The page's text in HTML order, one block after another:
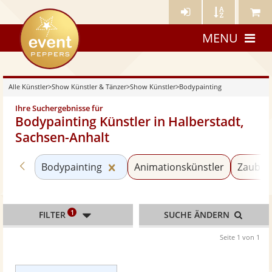
Künstler- Künstler Meine
eventpeppers
MENU
Alle Künstler>Show Künstler & Tänzer>Show Künstler>Bodypainting
Ihre Suchergebnisse für
Bodypainting Künstler in Halberstadt,
Sachsen-Anhalt
Zurück zu «Show Künstler»
Bodypainting Kategorie «Bodypainting»
Animationskünstler
FILTER 1 SUCHE ÄNDERN
Seite 1 von 1